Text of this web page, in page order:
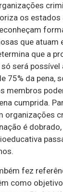
os estados
que atuam
que a
será possível
75% da pena,
membros
cumprida.
organizações
é dobrado,
fez
como